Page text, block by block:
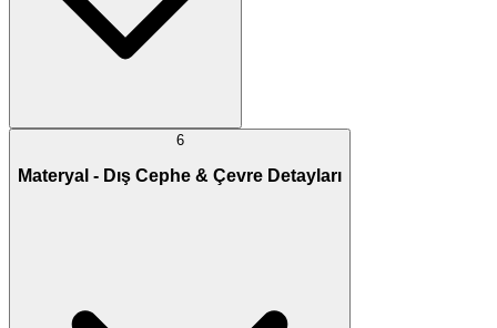
6
Materyal - Dış Cephe & Çevre Detayları